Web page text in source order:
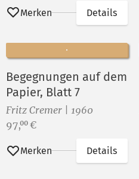
Merken Details
Begegnungen auf dem
Papier, Blatt 7
Fritz Cremer | 1960
Preis:
97,00 €
Merken Details